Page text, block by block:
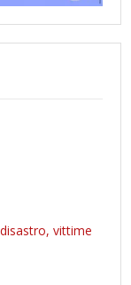
vittime